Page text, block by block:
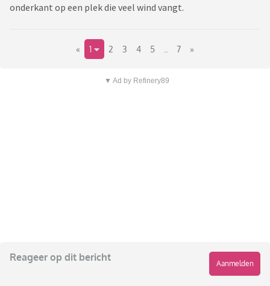
onderkant op een plek die veel wind vangt.
« 1 2 3 4 5 7 »
▼ Ad by Refinery89
Reageer op dit bericht
Aanmelden